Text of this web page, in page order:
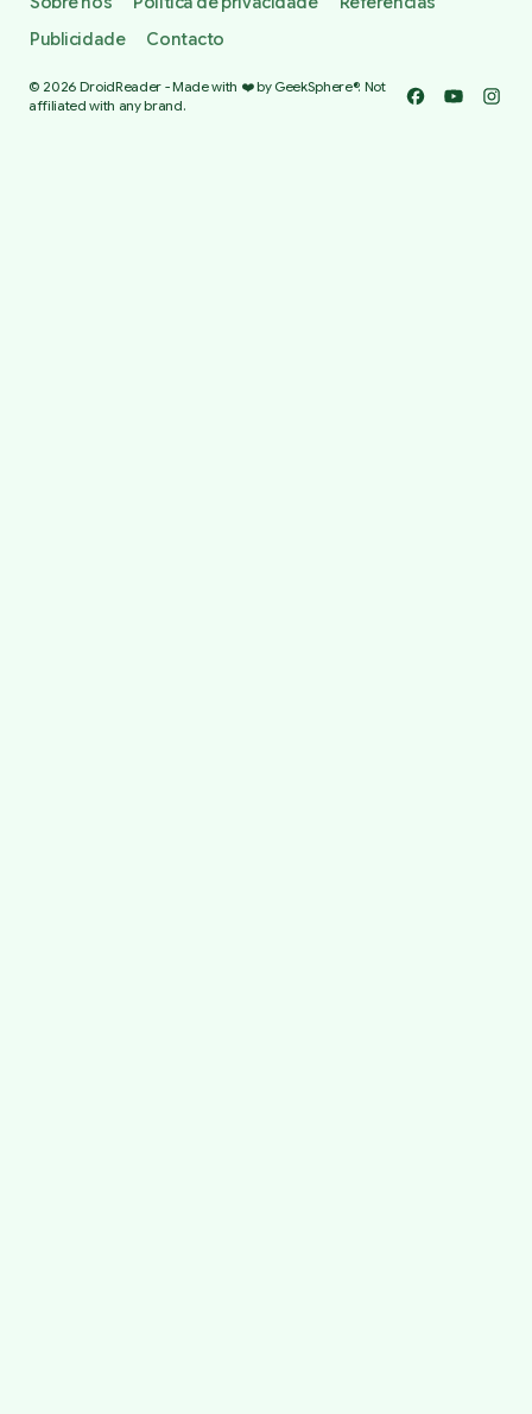
Publicidade
Contacto
© 2026 DroidReader - Made with ❤️ by GeekSphere®. Not
affiliated with any brand.
Facebook
YouTube